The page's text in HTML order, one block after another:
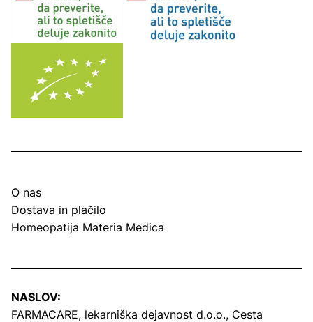
O nas
Dostava in plačilo
Homeopatija Materia Medica
NASLOV:
FARMACARE, lekarniška dejavnost d.o.o., Cesta